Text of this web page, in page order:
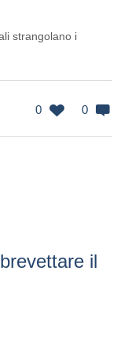
strangolano i
0 0
il